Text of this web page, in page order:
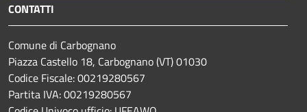
CONTATTI
Comune di Carbognano
Piazza Castello 18, Carbognano (VT) 01030
Codice Fiscale: 00219280567
Partita IVA: 00219280567